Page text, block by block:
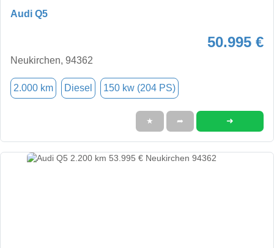
Audi Q5
50.995 €
Neukirchen, 94362
2.000 km Diesel 150 kw (204 PS)
★ ➦ ➜